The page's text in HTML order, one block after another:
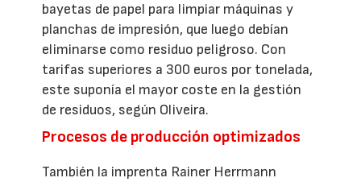
bayetas de papel para limpiar máquinas y
planchas de impresión, que luego debían
eliminarse como residuo peligroso. Con
tarifas superiores a 300 euros por tonelada,
este suponía el mayor coste en la gestión
de residuos, según Oliveira.
Procesos de producción optimizados
También la imprenta Rainer Herrmann